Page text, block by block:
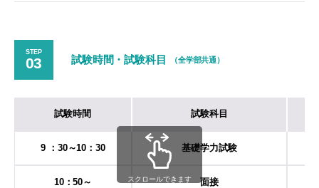
STEP
03 試験時間・試験科目 （全学部共通）
試験時間 試験科目
9 ：30～10：30 基礎学力試験
10：50～ 面接
スクロールできます